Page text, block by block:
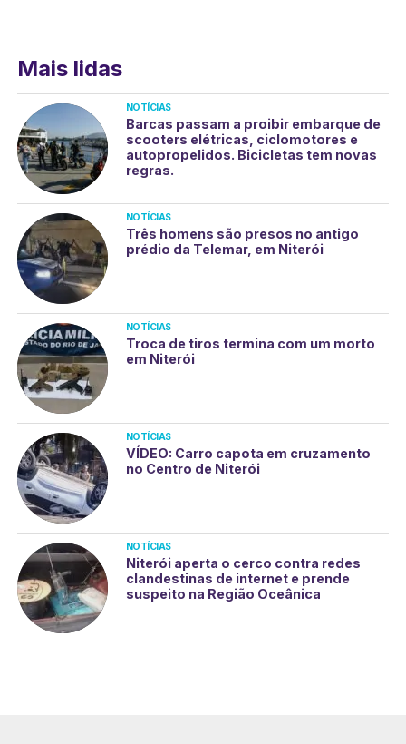
Mais lidas
NOTÍCIAS
Barcas passam a proibir embarque de
scooters elétricas, ciclomotores e
autopropelidos. Bicicletas tem novas
regras.
NOTÍCIAS
Três homens são presos no antigo
prédio da Telemar, em Niterói
NOTÍCIAS
Troca de tiros termina com um morto
em Niterói
NOTÍCIAS
VÍDEO: Carro capota em cruzamento
no Centro de Niterói
NOTÍCIAS
Niterói aperta o cerco contra redes
clandestinas de internet e prende
suspeito na Região Oceânica